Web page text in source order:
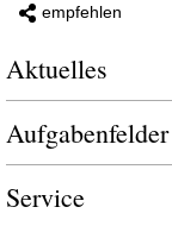
empfehlen
Aktuelles
Aufgabenfelder
Service